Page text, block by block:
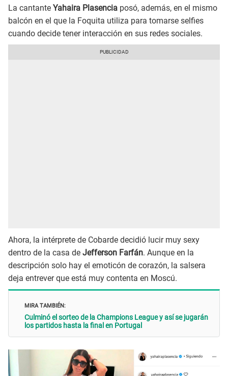
La cantante Yahaira Plasencia posó, además, en el mismo
balcón en el que la Foquita utiliza para tomarse selfies
cuando decide tener interacción en sus redes sociales.
Ahora, la intérprete de Cobarde decidió lucir muy sexy
dentro de la casa de Jefferson Farfán. Aunque en la
descripción solo hay el emoticón de corazón, la salsera
deja entrever que está muy contenta en Moscú.
MIRA TAMBIÉN:
Culminó el sorteo de la Champions League y así se jugarán
los partidos hasta la final en Portugal